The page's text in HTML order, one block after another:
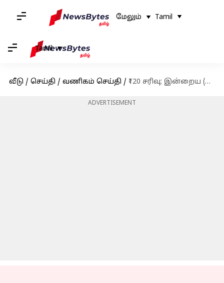
மேலும் Tamil
Tamil
வீடு / செய்தி / வணிகம் செய்தி / ₹120 சரிவு; இன்றைய (ஆகஸ்ட் 21) தங்கம் வெள்ளி விலை நிலவரம்
ADVERTISEMENT